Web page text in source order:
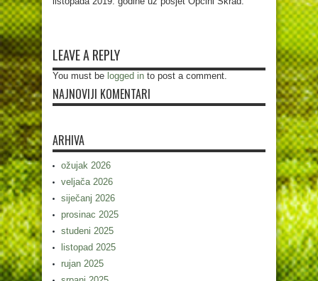
LEAVE A REPLY
You must be logged in to post a comment.
NAJNOVIJI KOMENTARI
ARHIVA
ožujak 2026
veljača 2026
siječanj 2026
prosinac 2025
studeni 2025
listopad 2025
rujan 2025